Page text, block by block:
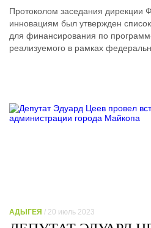
Протоколом заседания дирекции
инновациям был утвержден
для финансирования по
реализуемого в рамках
АДЫГЕЯ / 20 июль 2023